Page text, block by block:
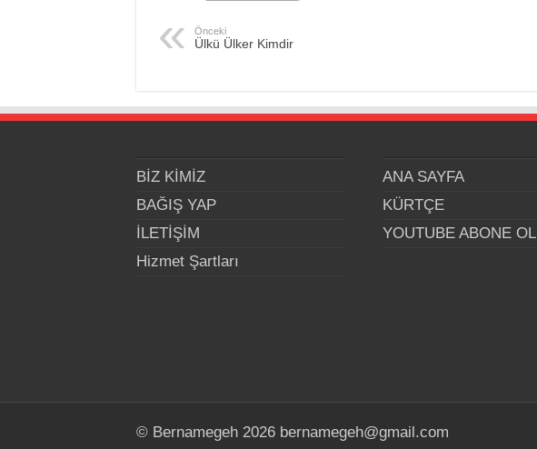
Önceki
Ülkü Ülker Kimdir
BİZ KİMİZ
BAĞIŞ YAP
İLETİŞİM
Hizmet Şartları
ANA SAYFA
KÜRTÇE
YOUTUBE ABONE OL
© Bernamegeh 2026 bernamegeh@gmail.com